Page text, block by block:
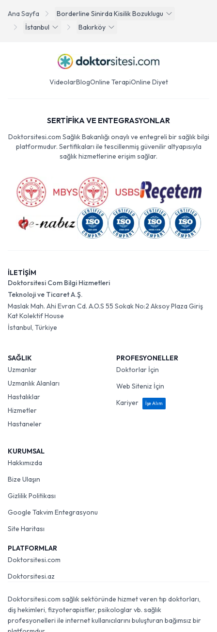
Ana Sayfa
Borderline Sinirda Kisilik Bozuklugu
İstanbul
Bakırköy
VideolarBlogOnline TerapiOnline Diyet
SERTİFİKA VE ENTEGRASYONLAR
Doktorsitesi.com Sağlık Bakanlığı onaylı ve entegreli bir sağlık bilgi
platformudur. Sertifikaları ile tescillenmiş güvenilir altyapısıyla
sağlık hizmetlerine erişim sağlar.
İLETİŞİM
Doktorsitesi Com Bilgi Hizmetleri
Teknoloji ve Ticaret A.Ş.
Maslak Mah. Ahi Evran Cd. A.O.S 55 Sokak No:2 Aksoy Plaza Giriş
Kat Kolektif House
İstanbul, Türkiye
SAĞLIK
Uzmanlar
Uzmanlık Alanları
Hastalıklar
Hizmetler
Hastaneler
PROFESYONELLER
Doktorlar İçin
Web Siteniz İçin
Kariyer
İşe Alım
KURUMSAL
Hakkımızda
Bize Ulaşın
Gizlilik Politikası
Google Takvim Entegrasyonu
Site Haritası
PLATFORMLAR
Doktorsitesi.com
Doktorsitesi.az
Doktorsitesi.com sağlık sektöründe hizmet veren tıp doktorları,
diş hekimleri, fizyoterapistler, psikologlar vb. sağlık
profesyonelleri ile internet kullanıcılarını buluşturan bağımsız bir